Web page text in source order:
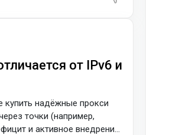
от IPv6 и
купить надёжные прокси
точки (например,
и активное внедрение